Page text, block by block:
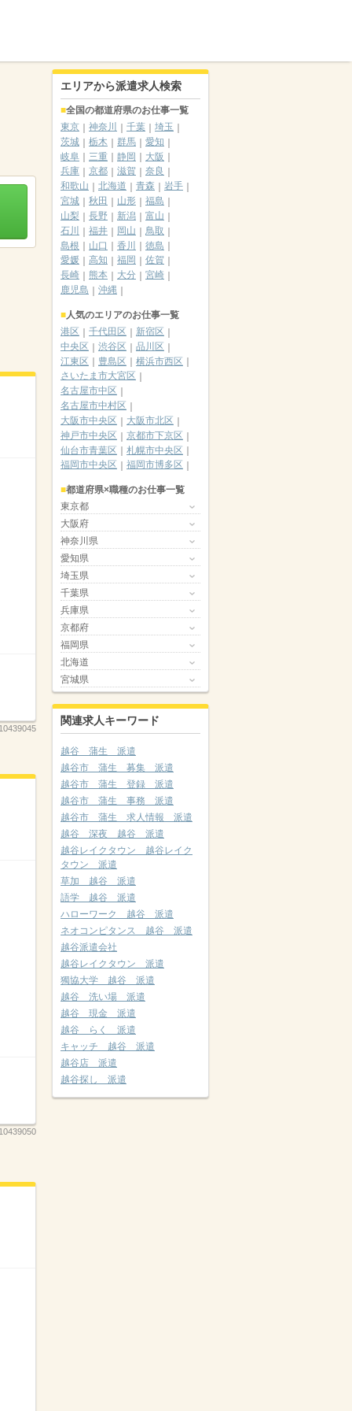
エリアから派遣求人検索
全国の都道府県のお仕事一覧
東京
神奈川 千葉
埼玉
茨城
栃木 群馬
愛知
岐阜
三重 静岡
大阪
兵庫
京都 滋賀
奈良
和歌山
北海道 青森
岩手
宮城
秋田 山形
福島
山梨
長野 新潟
富山
石川
福井 岡山
鳥取
島根
山口 香川
徳島
愛媛
高知 福岡
佐賀
長崎
熊本 大分
宮崎
鹿児島
沖縄
人気のエリアのお仕事一覧
港区
千代田区
新宿区
中央区
渋谷区
品川区
江東区
豊島区
横浜市西区
さいたま市大宮区
名古屋市中区
名古屋市中村区
大阪市中央区
大阪市北区
神戸市中央区
京都市下京区
仙台市青葉区
札幌市中央区
福岡市中央区
福岡市博多区
都道府県×職種のお仕事一覧
東京都
大阪府
神奈川県
愛知県
埼玉県
千葉県
兵庫県
京都府
福岡県
北海道
宮城県
関連求人キーワード
越谷 蒲生 派遣
越谷市 蒲生 募集 派遣
越谷市 蒲生 登録 派遣
越谷市 蒲生 事務 派遣
越谷市 蒲生 求人情報 派遣
越谷 深夜 越谷 派遣
越谷レイクタウン 越谷レイク
タウン 派遣
草加 越谷 派遣
語学 越谷 派遣
ハローワーク 越谷 派遣
ネオコンピタンス 越谷 派遣
越谷派遣会社
越谷レイクタウン 派遣
獨協大学 越谷 派遣
越谷 洗い場 派遣
越谷 現金 派遣
越谷 らく 派遣
キャッチ 越谷 派遣
越谷店 派遣
越谷探し 派遣